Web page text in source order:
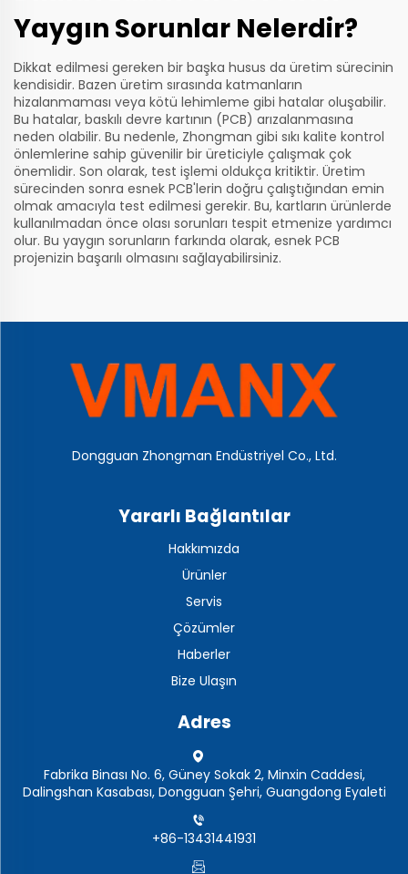
Yaygın Sorunlar Nelerdir?
Dikkat edilmesi gereken bir başka husus da üretim sürecinin
kendisidir. Bazen üretim sırasında katmanların
hizalanmaması veya kötü lehimleme gibi hatalar oluşabilir.
Bu hatalar, baskılı devre kartının (PCB) arızalanmasına
neden olabilir. Bu nedenle, Zhongman gibi sıkı kalite kontrol
önlemlerine sahip güvenilir bir üreticiyle çalışmak çok
önemlidir. Son olarak, test işlemi oldukça kritiktir. Üretim
sürecinden sonra esnek PCB'lerin doğru çalıştığından emin
olmak amacıyla test edilmesi gerekir. Bu, kartların ürünlerde
kullanılmadan önce olası sorunları tespit etmenize yardımcı
olur. Bu yaygın sorunların farkında olarak, esnek PCB
projenizin başarılı olmasını sağlayabilirsiniz.
Dongguan Zhongman Endüstriyel Co., Ltd.
Yararlı Bağlantılar
Hakkımızda
Ürünler
Servis
Çözümler
Haberler
Bize Ulaşın
Adres
Fabrika Binası No. 6, Güney Sokak 2, Minxin Caddesi,
Dalingshan Kasabası, Dongguan Şehri, Guangdong Eyaleti
+86-13431441931